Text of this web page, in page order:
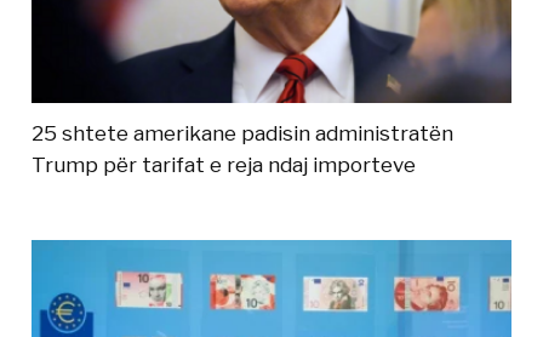
25 shtete amerikane padisin administratën
Trump për tarifat e reja ndaj importeve